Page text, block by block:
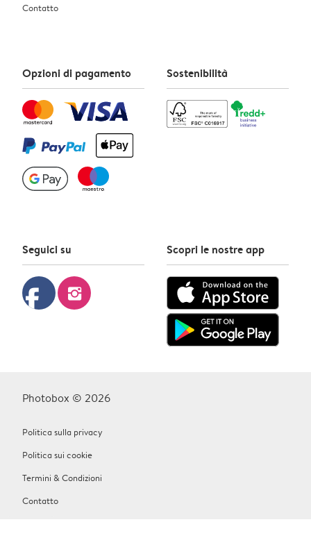
Contatto
Opzioni di pagamento Sostenibilità
Seguici su
facebook instagram
Scopri le nostre app
Photobox © 2026
Politica sulla privacy
Politica sui cookie
Termini & Condizioni
Contatto